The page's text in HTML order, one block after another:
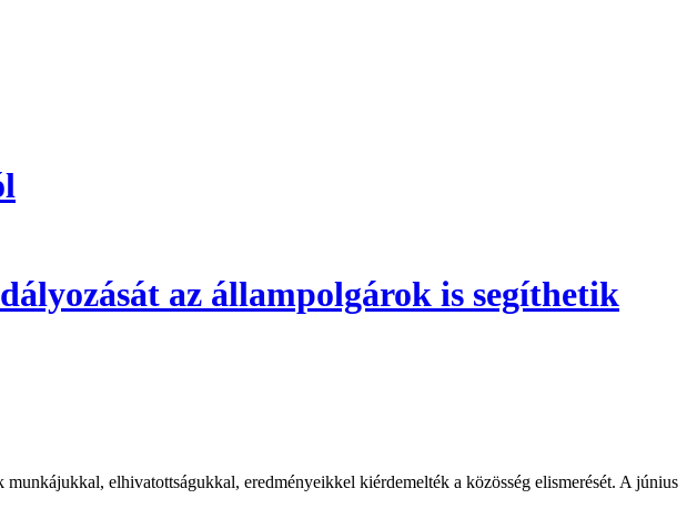
az állampolgárok is segíthetik
elhivatottságukkal, eredményeikkel kiérdemelték a közösség elismerését. A június